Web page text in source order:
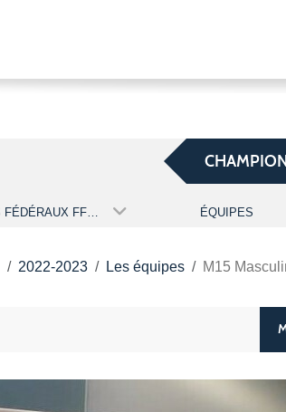
ÉQUIPES
2022-2023 Les équipes M15